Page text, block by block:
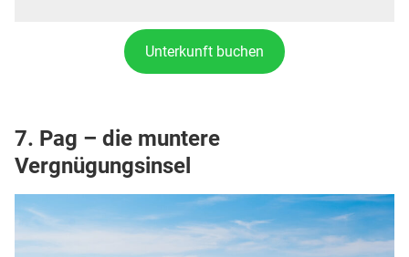
Unterkunft buchen
7. Pag – die muntere
Vergnügungsinsel